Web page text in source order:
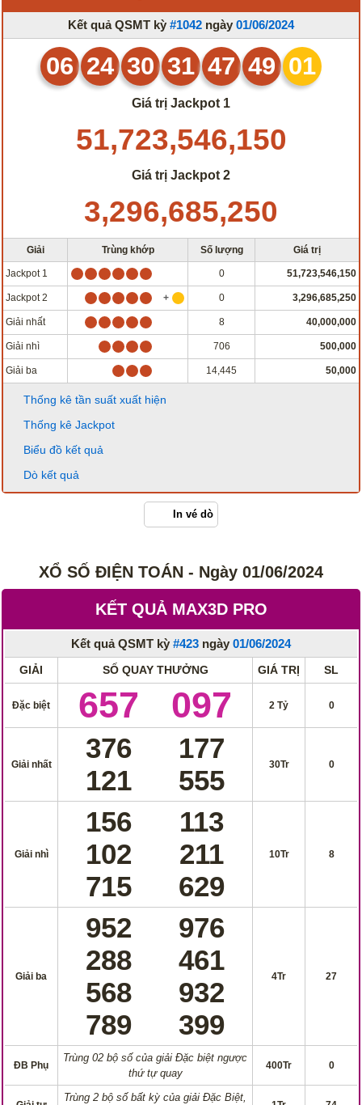
Kết quả QSMT kỳ #1042 ngày 01/06/2024
06 24 30 31 47 49 01
Giá trị Jackpot 1
51,723,546,150
Giá trị Jackpot 2
3,296,685,250
Giải Trùng khớp Số lượng Giá trị
Jackpot 1 0 51,723,546,150
Jackpot 2 0 3,296,685,250
Giải nhất 8 40,000,000
Giải nhì 706 500,000
Giải ba 14,445 50,000
Thống kê tần suất xuất hiện
Thống kê Jackpot
Biểu đồ kết quả
Dò kết quả
In vé dò
XỔ SỐ ĐIỆN TOÁN - Ngày 01/06/2024
KẾT QUẢ MAX3D PRO
Kết quả QSMT kỳ #423 ngày 01/06/2024
GIẢI SỐ QUAY THƯỞNG GIÁ TRỊ SL
Đặc biệt 657 097 2 Tỷ 0
Giải nhất
376
177
121
555 30Tr 0
Giải nhì
156
113
102
211
715
629
10Tr 8
Giải ba
952
976
288
461
568
932
789
399
4Tr 27
ĐB Phụ
Trùng 02 bộ số của giải Đặc biệt ngược
thứ tự quay
400Tr 0
Trùng 2 bộ số bất kỳ của giải Đặc Biệt,